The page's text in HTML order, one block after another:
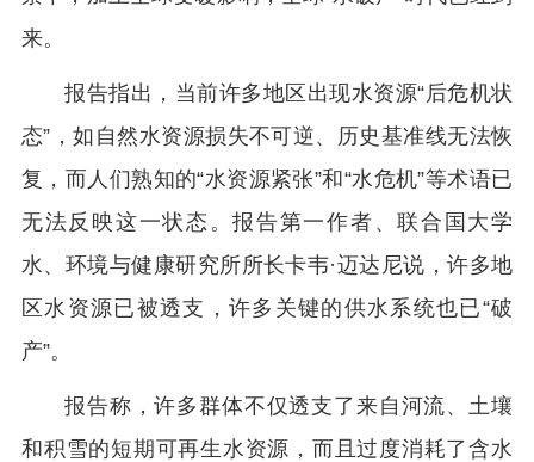
来。
报告指出，当前许多地区出现水资源“后危机状
态”，如自然水资源损失不可逆、历史基准线无法恢
复，而人们熟知的“水资源紧张”和“水危机”等术语已
无法反映这一状态。报告第一作者、联合国大学
水、环境与健康研究所所长卡韦·迈达尼说，许多地
区水资源已被透支，许多关键的供水系统也已“破
产”。
报告称，许多群体不仅透支了来自河流、土壤
和积雪的短期可再生水资源，而且过度消耗了含水